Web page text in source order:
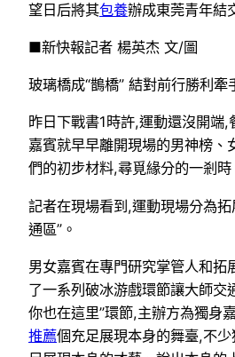
望日后將其包養辦成東莞青年結
■新快報記者 楊英杰 文/圖
玻璃橋成“鵲橋” 結對前行勝利牽
昨日下戰書1時許,運動還沒開端
嘉賓就早早離開現場的男神榜、
們的初步材料,尋覓緣分的一剎時
記者在現場看到,運動現場分為
通區”。
男女嘉賓在專門研究掌管人和拓
了一系列破冰游戲環節讓大師交
你也在這里”環節,主辦方為獨身
推薦個充足展現本身的舞臺,不